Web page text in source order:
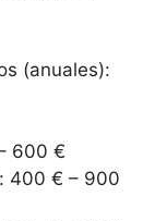
(anuales):
600 €
400 € – 900